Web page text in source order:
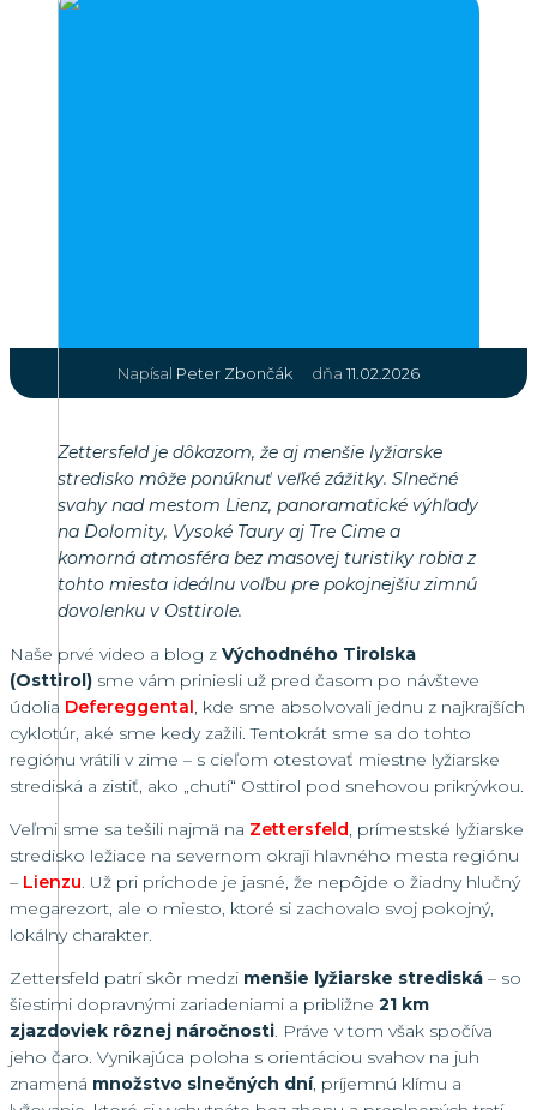
Napísal Peter Zbončák dňa 11.02.2026
Zettersfeld je dôkazom, že aj menšie lyžiarske
stredisko môže ponúknuť veľké zážitky. Slnečné
svahy nad mestom Lienz, panoramatické výhľady
na Dolomity, Vysoké Taury aj Tre Cime a
komorná atmosféra bez masovej turistiky robia z
tohto miesta ideálnu voľbu pre pokojnejšiu zimnú
dovolenku v Osttirole.
Naše prvé video a blog z Východného Tirolska
(Osttirol) sme vám priniesli už pred časom po návšteve
údolia Defereggental , kde sme absolvovali jednu z najkrajších
cyklotúr, aké sme kedy zažili. Tentokrát sme sa do tohto
regiónu vrátili v zime – s cieľom otestovať miestne lyžiarske
strediská a zistiť, ako „chutí“ Osttirol pod snehovou prikrývkou.
Veľmi sme sa tešili najmä na Zettersfeld , prímestské lyžiarske
stredisko ležiace na severnom okraji hlavného mesta regiónu
– Lienzu . Už pri príchode je jasné, že nepôjde o žiadny hlučný
megarezort, ale o miesto, ktoré si zachovalo svoj pokojný,
lokálny charakter.
Zettersfeld patrí skôr medzi menšie lyžiarske strediská – so
šiestimi dopravnými zariadeniami a približne 21 km
zjazdoviek rôznej náročnosti . Práve v tom však spočíva
jeho čaro. Vynikajúca poloha s orientáciou svahov na juh
znamená množstvo slnečných dní, príjemnú klímu a